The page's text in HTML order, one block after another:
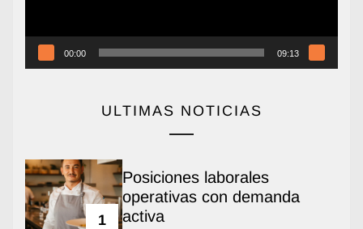
00:00 09:13
ULTIMAS NOTICIAS
1
Posiciones laborales
operativas con demanda
activa